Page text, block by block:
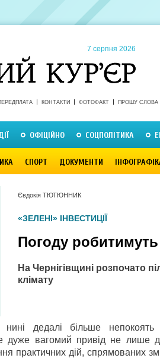
7 серпня 2026
КОНТАКТИ ФОТОФАКТ ПРОШУ СЛОВА
ОФІЦІЙНО СОЦПОЛІТИКА
СПОРТ ДОКУМЕНТИ
Євдокія ТЮТЮННИК
«ЗЕЛЕНІ» ІНВЕСТИЦІЇ
Погоду
На Чернігівщині розпочато
клімату
нині дедалі більше
дуже вагомий привід не
практичних дій, спрямованих